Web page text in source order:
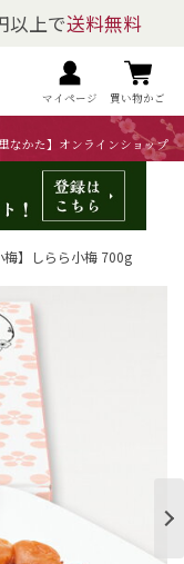
以上で送料無料
マイページ 買い物かご
なかた】オンラインショップ
梅】しらら小梅 700g